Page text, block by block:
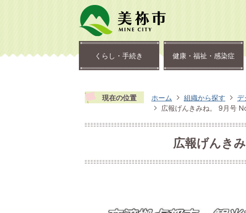
くらし・手続き 健康・福祉・感染症
現在の位置 ホーム 組織から探す デ
広報げんきみね。 9月号
広報げんき